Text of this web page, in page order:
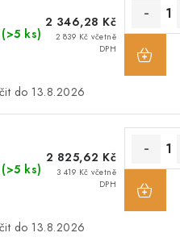
(>5 ks)
2 346,28 Kč
2 839 Kč včetně
DPH
13.8.2026
(>5 ks)
2 825,62 Kč
3 419 Kč včetně
DPH
13.8.2026